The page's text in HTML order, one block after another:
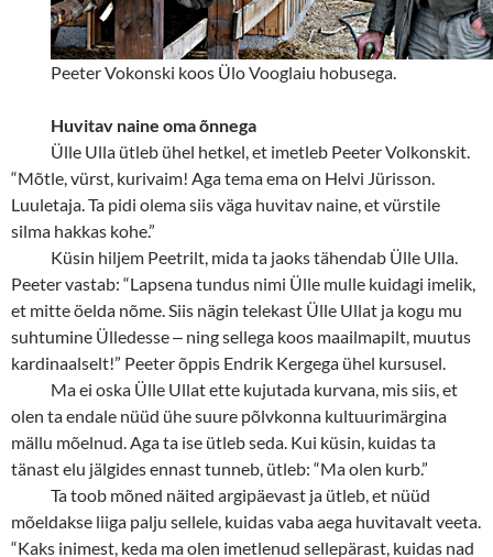
Peeter Vokonski koos Ülo Vooglaiu hobusega.
Huvitav naine oma õnnega
Ülle Ulla ütleb ühel hetkel, et imetleb Peeter Volkonskit.
“Mõtle, vürst, kurivaim! Aga tema ema on Helvi Jürisson.
Luuletaja. Ta pidi olema siis väga huvitav naine, et vürstile
silma hakkas kohe.”
Küsin hiljem Peetrilt, mida ta jaoks tähendab Ülle Ulla.
Peeter vastab: “Lapsena tundus nimi Ülle mulle kuidagi imelik,
et mitte öelda nõme. Siis nägin telekast Ülle Ullat ja kogu mu
suhtumine Ülledesse‒ ning sellega koos maailmapilt, muutus
kardinaalselt!” Peeter õppis Endrik Kergega ühel kursusel.
Ma ei oska Ülle Ullat ette kujutada kurvana, mis siis, et
olen ta endale nüüd ühe suure põlvkonna kultuurimärgina
mällu mõelnud. Aga ta ise ütleb seda. Kui küsin, kuidas ta
tänast elu jälgides ennast tunneb, ütleb: “Ma olen kurb.”
Ta toob mõned näited argipäevast ja ütleb, et nüüd
mõeldakse liiga palju sellele, kuidas vaba aega huvitavalt veeta.
“Kaks inimest, keda ma olen imetlenud sellepärast, kuidas nad